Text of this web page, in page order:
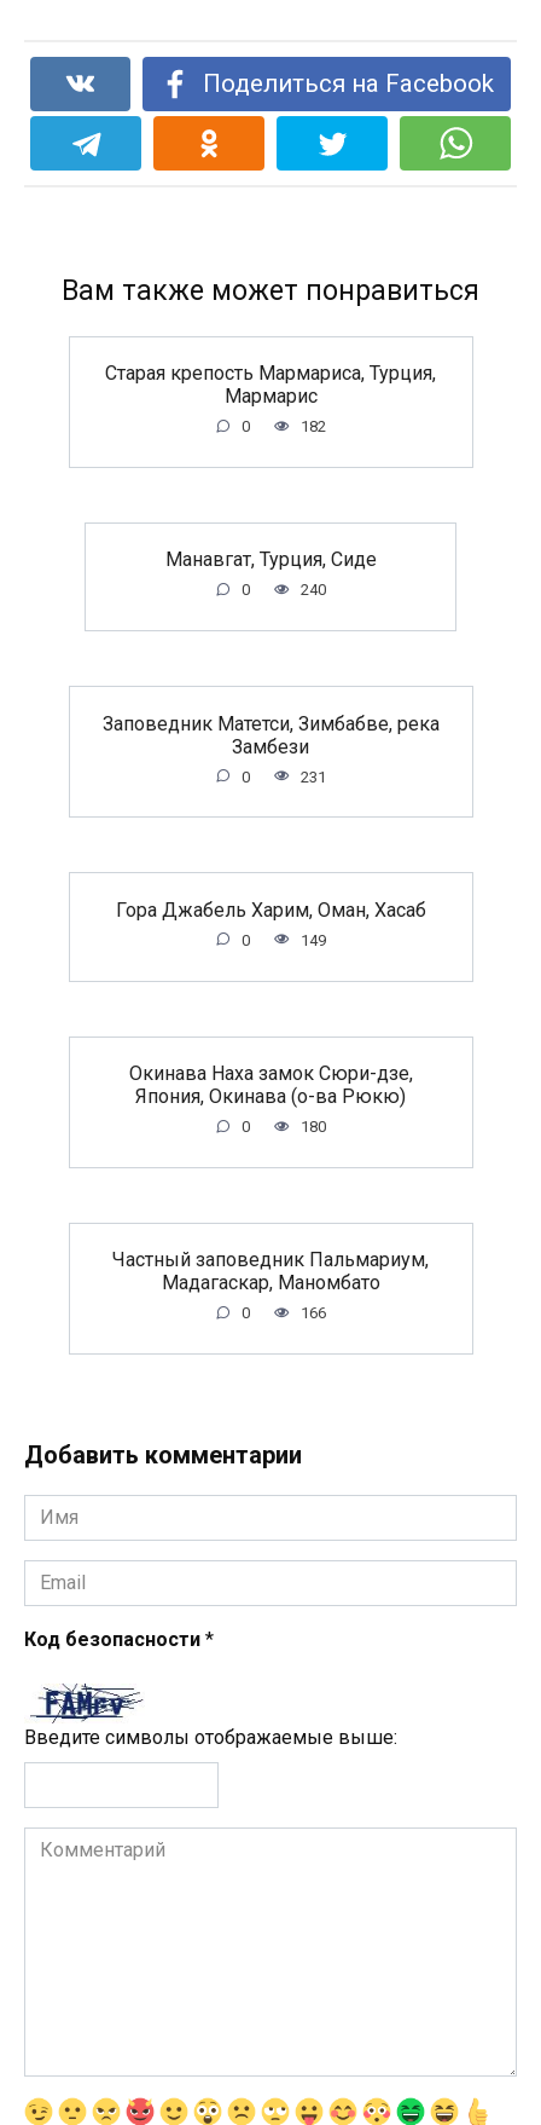
Поделиться на Facebook
Вам также может понравиться
Старая крепость Мармариса, Турция,
Мармарис
0 182
Манавгат, Турция, Сиде
0 240
Заповедник Матетси, Зимбабве, река
Замбези
0 231
Гора Джабель Харим, Оман, Хасаб
0 149
Окинава Наха замок Сюри-дзе,
Япония, Окинава (о-ва Рюкю)
0 180
Частный заповедник Пальмариум,
Мадагаскар, Маномбато
0 166
Добавить комментарии
Имя
*
Email
*
Код безопасности *
Введите символы отображаемые выше:
Комментарий